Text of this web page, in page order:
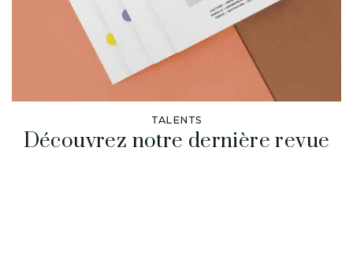
TALENTS
Découvrez notre dernière revue